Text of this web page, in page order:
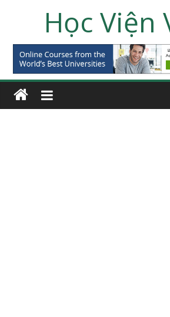
Học Viện